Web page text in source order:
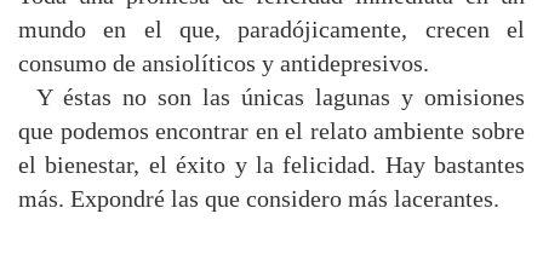
mundo en el que, paradójicamente, crecen el
consumo de ansiolíticos y antidepresivos.
Y éstas no son las únicas lagunas y omisiones
que podemos encontrar en el relato ambiente sobre
el bienestar, el éxito y la felicidad. Hay bastantes
más. Expondré las que considero más lacerantes.